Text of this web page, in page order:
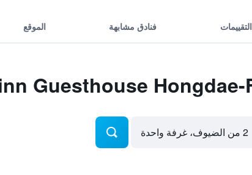
التقييمات فنادق مشابهة الموقع
2 من الضيوف، غرفة واحدة